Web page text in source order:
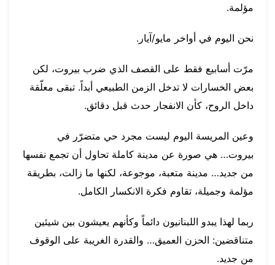
مؤلمة.
نحن اليوم في أواخر مايو/آيار.
مرّت أسابيع فقط على القصف الذي ضرب بيروت، لكن
بعض الخسارات لا تدخل الزمن الطبيعي أبداً. تبقى معلّقة
داخل الروح، كأن الانفجار حدث قبل دقائق.
وعين المريسة اليوم ليست مجرد حي متضرّر في
بيروت… هي صورة عن مدينة كاملة تحاول أن تجمع نفسها
من جديد… مدينة متعبة، موجوعة، لكنها ما زالت، بطريقة
مؤلمة وجميلة، تقاوم فكرة الانكسار الكامل.
ربما لهذا يبدو اللبنانيون دائماً وكأنهم يعيشون بين شيئين
متناقضين: الحزن العميق… والقدرة الغريبة على الوقوف
من جديد.